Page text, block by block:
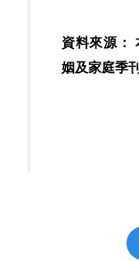
資料來源：
姻及家庭季